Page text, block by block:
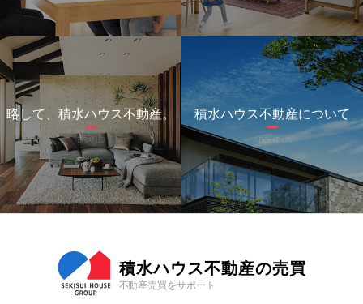
略して、積水ハウス不動産。
BRAND
積水ハウス不動産について
ABOUT US
積水ハウス不動産の売買
不動産売買をサポート